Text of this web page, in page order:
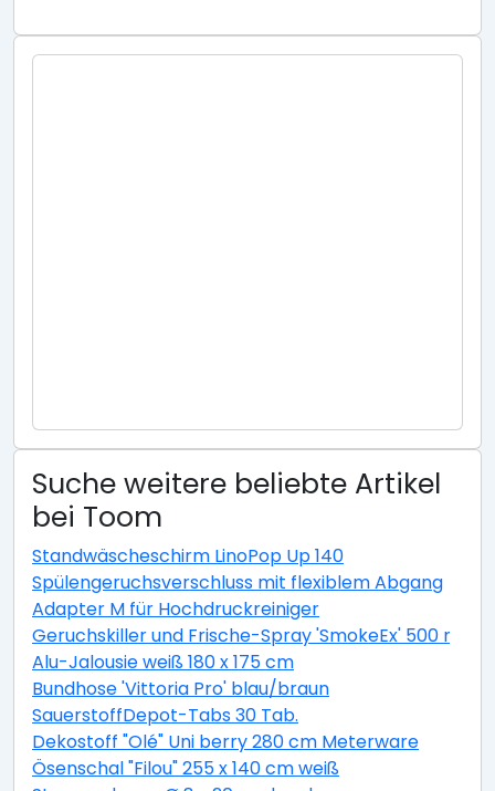
Suche weitere beliebte Artikel
bei Toom
Standwäscheschirm LinoPop Up 140
Spülengeruchsverschluss mit flexiblem Abgang
Adapter M für Hochdruckreiniger
Geruchskiller und Frische-Spray 'SmokeEx' 500 ml
Alu-Jalousie weiß 180 x 175 cm
Bundhose 'Vittoria Pro' blau/braun
SauerstoffDepot-Tabs 30 Tab.
Dekostoff "Olé" Uni berry 280 cm Meterware
Ösenschal "Filou" 255 x 140 cm weiß